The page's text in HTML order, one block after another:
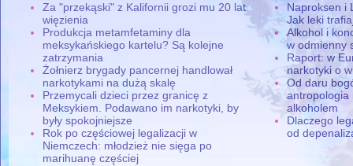
Za "przekąski" z Kalifornii grozi mu 20 lat
więzienia
Produkcja metamfetaminy dla
meksykańskiego kartelu? Są kolejne
zatrzymania
Żołnierz brygady pancernej handlował
narkotykami na dużą skalę
Przemycali dzieci przez granicę z
Meksykiem. Podawano im narkotyki, by
były spokojniejsze
Rok po częściowej legalizacji w
Niemczech: młodzież nie sięga po
marihuanę częściej
Naproksen i
Jak leki
Alkohol i
w odmienny
Raport: w
narkotyki o
Od daru
antropologia
alkoholem
Dlaczego
od